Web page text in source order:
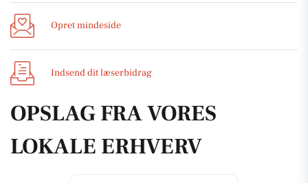
Opret mindeside
Indsend dit læserbidrag
OPSLAG FRA VORES
LOKALE ERHVERV